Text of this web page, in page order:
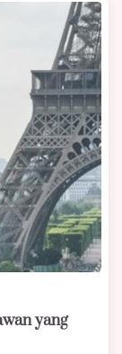
yang